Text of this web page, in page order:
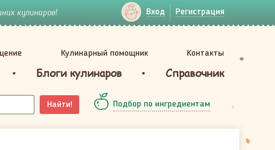
кулинаров! Вход Регистрация
Кулинарный помощник Контакты
Блоги кулинаров Справочник
Найти! Подбор по ингредиентам